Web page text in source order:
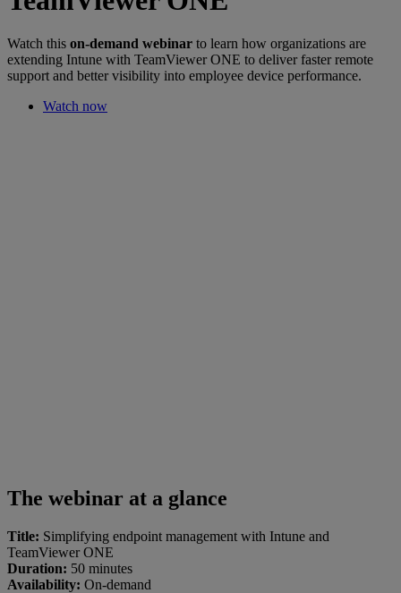
Watch this on-demand webinar to learn how organizations are
extending Intune with TeamViewer ONE to deliver faster remote
support and better visibility into employee device performance.
Watch now
The webinar at a glance
Title: Simplifying endpoint management with Intune and
TeamViewer ONE
Duration: 50 minutes
Availability: On-demand